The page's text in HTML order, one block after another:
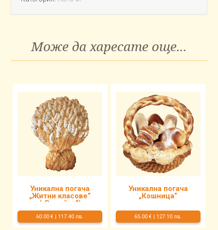
дни
на
Може да харесате още...
Уникална погача
„Житни класове“
(„Ръкойка“)
60.00 € | 117.40 лв.
Уникална погача
„Кошница“
65.00 € | 127.10 лв.